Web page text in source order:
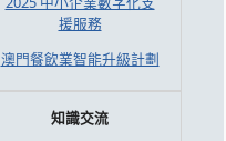
援服務
澳門餐飲業智能升級計劃
知識交流